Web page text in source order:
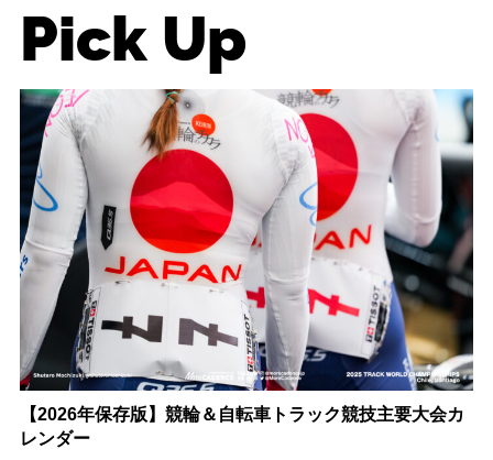
Pick Up
【2026年保存版】競輪＆自転車トラック競技主要大会カ
レンダー